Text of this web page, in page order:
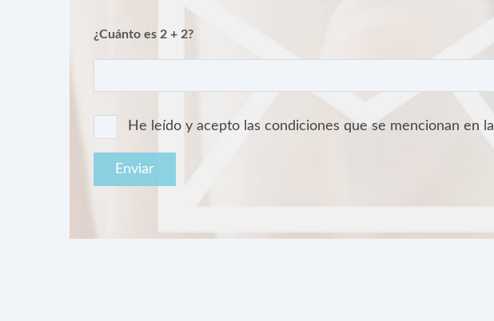
¿Cuánto es 2 + 2?
He leído y acepto las condiciones que se mencionan en la